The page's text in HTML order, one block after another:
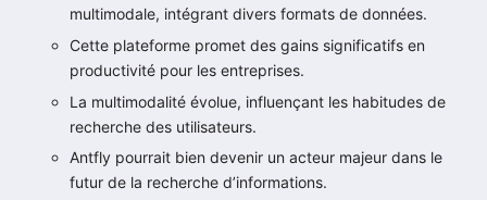
multimodale, intégrant divers formats de données.
Cette plateforme promet des gains significatifs en
productivité pour les entreprises.
La multimodalité évolue, influençant les habitudes de
recherche des utilisateurs.
Antfly pourrait bien devenir un acteur majeur dans le
futur de la recherche d’informations.